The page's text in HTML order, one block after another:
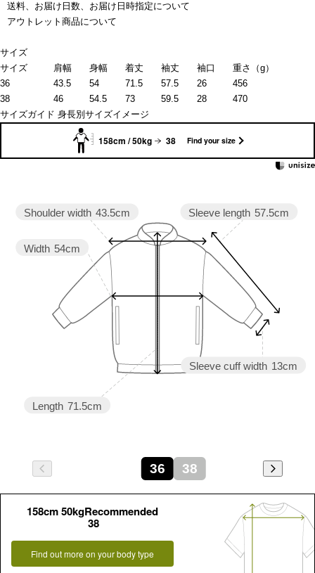
送料、お届け日数、お届け日時指定について
アウトレット商品について
サイズ
サイズ
肩幅 身幅 着丈 袖丈 袖口
重さ（g）
36
43.5 54 71.5 57.5 26
456
38
46 54.5 73 59.5 28
470
サイズガイド 身長別サイズイメージ
158cm / 50kg 38 Find your size
Sleeve cuff width 13cm
Sleeve length 57.5cm
Length 71.5cm
Width 54cm
Shoulder width 43.5cm
36 38
158cm 50kgRecommended
38
Find out more on your body type